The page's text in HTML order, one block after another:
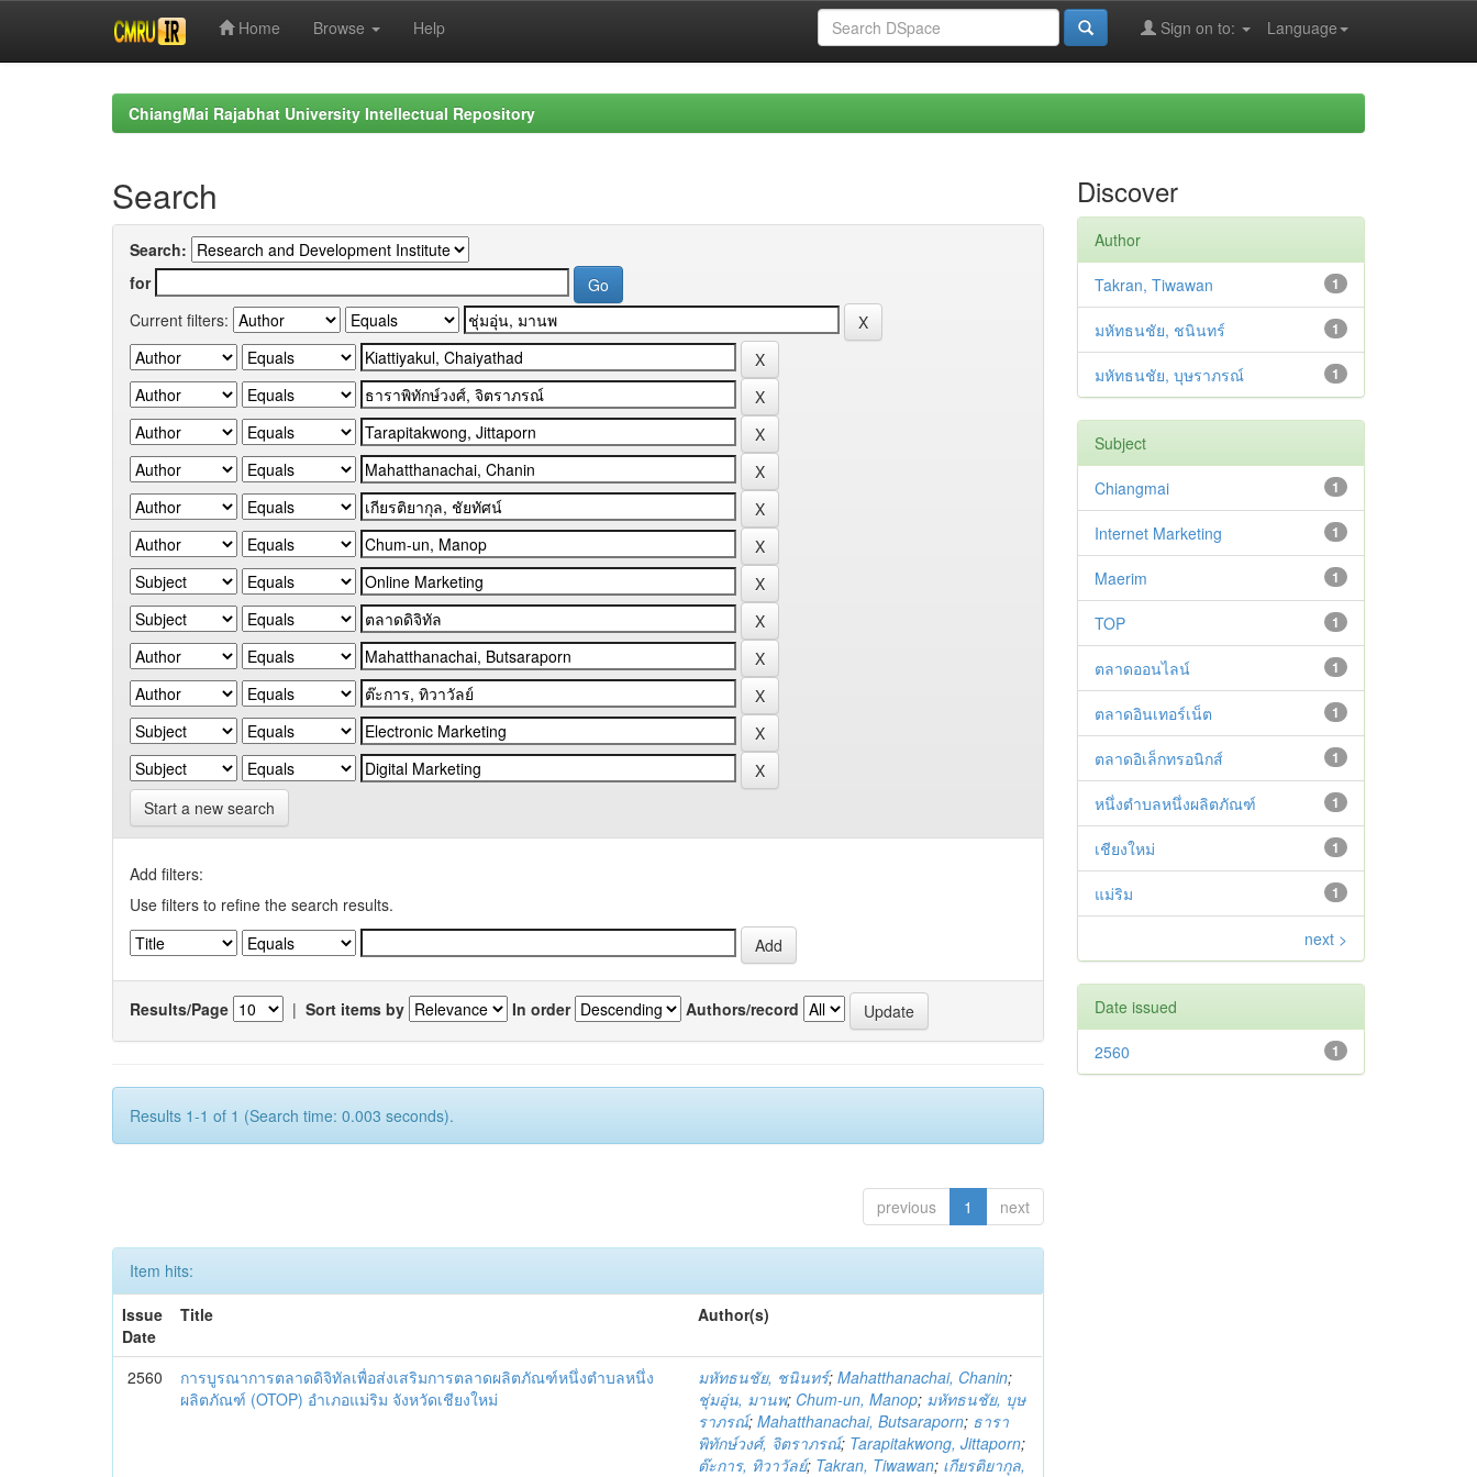
Home Browse Help Language
Sign on to:
ChiangMai Rajabhat University Intellectual Repository
Search
Search:
for
Current filters:
Start a new search
Add filters:
Use filters to refine the search results.
Results/Page | Sort items by In order Authors/record
Results 1-1 of 1 (Search time: 0.003 seconds).
previous 1 next
Item hits:
Issue
Date
Title Author(s)
2560
การบูรณาการตลาดดิจิทัลเพื่อส่งเสริมการตลาดผลิตภัณฑ์หนึ่งตำบลหนึ่ง
ผลิตภัณฑ์ (OTOP) อำเภอแม่ริม จังหวัดเชียงใหม่
มหัทธนชัย, ชนินทร์;Mahatthanachai, Chanin;
ชุ่มอุ่น, มานพ; Chum-un, Manop; มหัทธนชัย, บุษ
ราภรณ์;Mahatthanachai, Butsaraporn; ธารา
พิทักษ์วงศ์, จิตราภรณ์; Tarapitakwong, Jittaporn;
ต๊ะการ, ทิวาวัลย์; Takran, Tiwawan; เกียรติยากุล,
Discover
Author
1
Takran, Tiwawan
1
มหัทธนชัย, ชนินทร์
1
มหัทธนชัย, บุษราภรณ์
Subject
1
Chiangmai
1
Internet Marketing
1
Maerim
1
TOP
1
ตลาดออนไลน์
1
ตลาดอินเทอร์เน็ต
1
ตลาดอิเล็กทรอนิกส์
1
หนึ่งตำบลหนึ่งผลิตภัณฑ์
1
เชียงใหม่
1
แม่ริม
next >
Date issued
1
2560